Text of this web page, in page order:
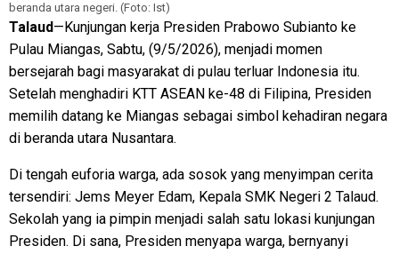
beranda utara negeri. (Foto: Ist)
Talaud—Kunjungan kerja Presiden Prabowo Subianto ke
Pulau Miangas, Sabtu, (9/5/2026), menjadi momen
bersejarah bagi masyarakat di pulau terluar Indonesia itu.
Setelah menghadiri KTT ASEAN ke-48 di Filipina, Presiden
memilih datang ke Miangas sebagai simbol kehadiran negara
di beranda utara Nusantara.
Di tengah euforia warga, ada sosok yang menyimpan cerita
tersendiri: Jems Meyer Edam, Kepala SMK Negeri 2 Talaud.
Sekolah yang ia pimpin menjadi salah satu lokasi kunjungan
Presiden. Di sana, Presiden menyapa warga, bernyanyi